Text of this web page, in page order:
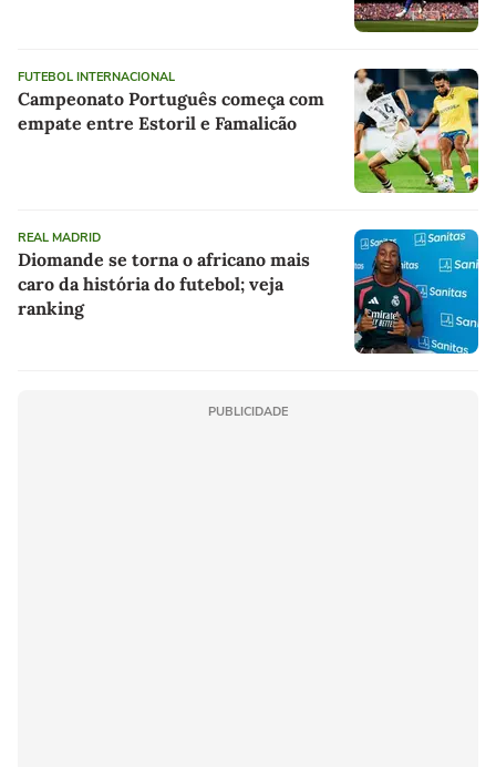
FUTEBOL INTERNACIONAL
Campeonato Português começa com
empate entre Estoril e Famalicão
REAL MADRID
Diomande se torna o africano mais
caro da história do futebol; veja
ranking
PUBLICIDADE